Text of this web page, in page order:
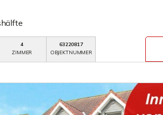
4
ZIMMER
63220817
OBJEKTNUMMER